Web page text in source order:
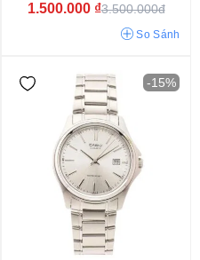
1.500.000 ₫3.500.000đ
So Sánh
-15%